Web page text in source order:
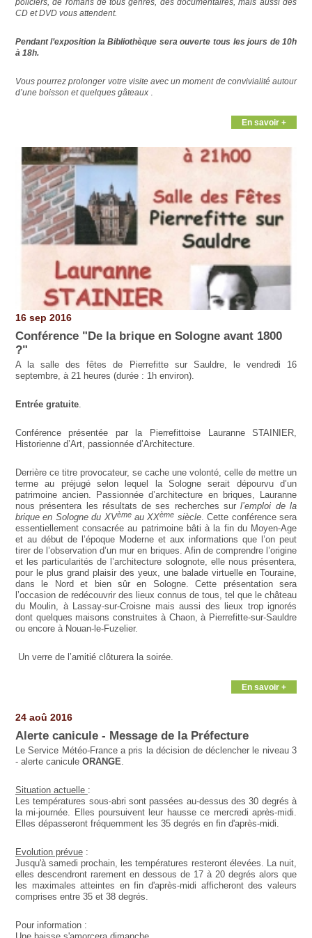
policiers, de romans de tous genres, des documentaires, mais aussi des
CD et DVD vous attendent.
Pendant l’exposition la Bibliothèque sera ouverte tous les jours de 10h
à 18h.
Vous pourrez prolonger votre visite avec un moment de convivialité autour
d’une boisson et quelques gâteaux .
En savoir +
16 sep 2016
Conférence "De la brique en Sologne avant 1800
?"
A la salle des fêtes de Pierrefitte sur Sauldre, le vendredi 16
septembre, à 21 heures (durée : 1h environ).
Entrée gratuite.
Conférence présentée par la Pierrefittoise Lauranne STAINIER,
Historienne d’Art, passionnée d’Architecture.
Derrière ce titre provocateur, se cache une volonté, celle de mettre un
terme au préjugé selon lequel la Sologne serait dépourvu d’un
patrimoine ancien. Passionnée d’architecture en briques, Lauranne
nous présentera les résultats de ses recherches surl’emploi de la
brique en Sologne du XVèmeau XXème siècle. Cette conférence sera
essentiellement consacrée au patrimoine bâti à la fin du Moyen-Age
et au début de l’époque Moderne et aux informations que l’on peut
tirer de l’observation d’un mur en briques. Afin de comprendre l’origine
et les particularités de l’architecture solognote, elle nous présentera,
pour le plus grand plaisir des yeux, une balade virtuelle en Touraine,
dans le Nord et bien sûr en Sologne. Cette présentation sera
l’occasion de redécouvrir des lieux connus de tous, tel que le château
du Moulin, à Lassay-sur-Croisne mais aussi des lieux trop ignorés
dont quelques maisons construites à Chaon, à Pierrefitte-sur-Sauldre
ou encore à Nouan-le-Fuzelier.
Un verre de l’amitié clôturera la soirée.
En savoir +
24 aoû 2016
Alerte canicule - Message de la Préfecture
Le Service Météo-France a pris la décision de déclencher le niveau 3
- alerte caniculeORANGE
Situation actuelle :
Les températures sous-abri sont passées au-dessus des 30 degrés à
la mi-journée. Elles poursuivent leur hausse ce mercredi après-midi.
Elles dépasseront fréquemment les 35 degrés en fin d'après-midi.
Evolution prévue:
Jusqu'à samedi prochain, les températures resteront élevées. La nuit,
elles descendront rarement en dessous de 17 à 20 degrés alors que
les maximales atteintes en fin d'après-midi afficheront des valeurs
comprises entre 35 et 38 degrés.
Pour information :